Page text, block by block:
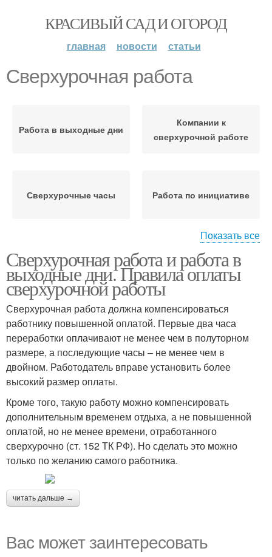
КРАСИВЫЙ САД И ОГОРОД
главная новости статьи
Сверхурочная работа
Работа в выходные дни
Компании к
сверхурочной работе
Сверхурочные часы Работа по инициативе
Задержки на работе
Показать все
Сверхурочная работа и работа в
выходные дни. Правила оплаты
сверхурочной работы
Сверхурочная работа должна компенсироваться
работнику повышенной оплатой. Первые два часа
переработки оплачивают не менее чем в полуторном
размере, а последующие часы – не менее чем в
двойном. Работодатель вправе установить более
высокий размер оплаты.
Кроме того, такую работу можно компенсировать
дополнительным временем отдыха, а не повышенной
оплатой, но не менее времени, отработанного
сверхурочно (ст. 152 ТК РФ). Но сделать это можно
только по желанию самого работника.
читать дальше →
Вас может заинтересовать